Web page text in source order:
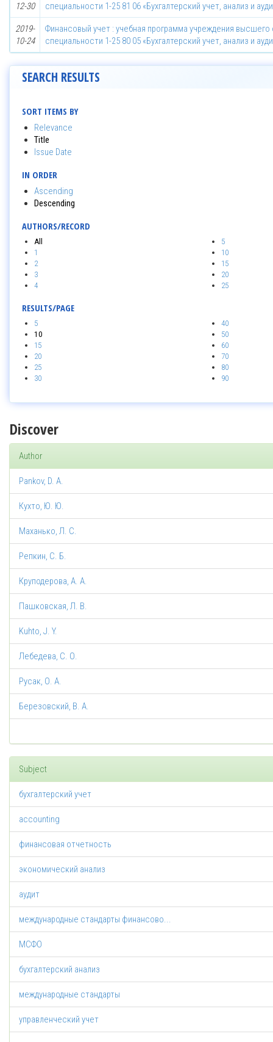
12-30
специальности 1-25 81 06 «Бухгалтерский учет, анализ и
2019-
10-24
Финансовый учет : учебная программа учреждения высшего
специальности 1-25 80 05 «Бухгалтерский учет, анализ и
SEARCH RESULTS
SORT ITEMS BY
Relevance
Title
Issue Date
IN ORDER
Ascending
Descending
AUTHORS/RECORD
All
1
2
3
4
5
10
15
20
25
RESULTS/PAGE
5
10
15
20
25
30
40
50
60
70
80
90
Discover
Author
Pankov, D. A.
Кухто, Ю. Ю.
Маханько, Л. С.
Репкин, С. Б.
Круподерова, А. А.
Пашковская, Л. В.
Kuhto, J. Y.
Лебедева, С. О.
Русак, О. А.
Березовский, В. А.
Subject
бухгалтерский учет
accounting
финансовая отчетность
экономический анализ
аудит
международные стандарты финансово...
МСФО
бухгалтерский анализ
международные стандарты
управленческий учет